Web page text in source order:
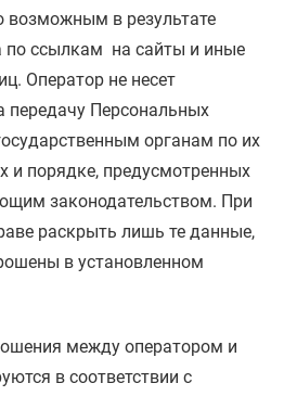
возможным в результате
по ссылкам на сайты и иные
Оператор не несет
передачу Персональных
органам по их
и порядке, предусмотренных
законодательством. При
раскрыть лишь те данные,
в установленном
между оператором и
в соответствии с